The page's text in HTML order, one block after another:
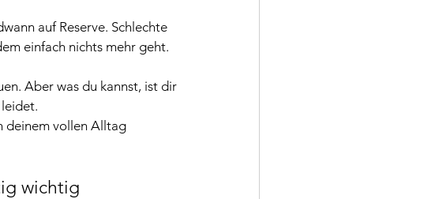
auf Reserve. Schlechte
einfach nichts mehr geht.
Aber was du kannst, ist dir
deinem vollen Alltag
wichtig